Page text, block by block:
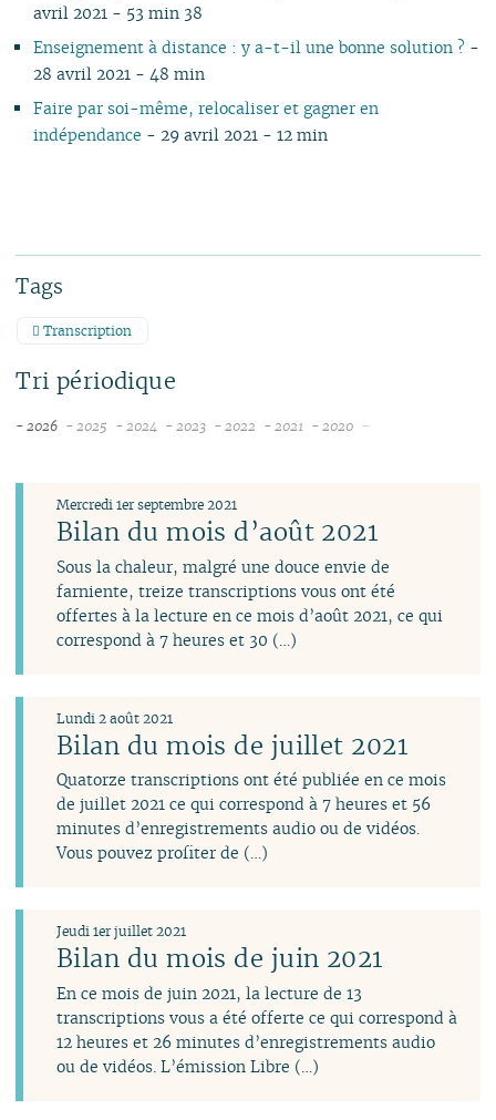
avril 2021 - 53 min 38
Enseignement à distance : y a-t-il une bonne solution ? -
28 avril 2021 - 48 min
Faire par soi-même, relocaliser et gagner en
indépendance - 29 avril 2021 - 12 min
Tags
Transcription
Tri périodique
- 2026
juin
mai
mars
février
- 2025
octobre
septembre
juillet
juin
mai
février
janvier
- 2024
octobre
septembre
juillet
juin
mai
janvier
- 2023
octobre
septembre
juillet
juin
- 2022
septembre
juillet
juin
mai
avril
janvier
- 2021
août
juin
avril
- 2020 -
Bilan du mois d’août 2021
Mercredi 1er septembre 2021
Sous la chaleur, malgré une douce envie de
farniente, treize transcriptions vous ont été
offertes à la lecture en ce mois d’août 2021, ce qui
correspond à 7 heures et 30 (…)
Bilan du mois de juillet 2021
Lundi 2 août 2021
Quatorze transcriptions ont été publiée en ce mois
de juillet 2021 ce qui correspond à 7 heures et 56
minutes d’enregistrements audio ou de vidéos.
Vous pouvez profiter de (…)
Bilan du mois de juin 2021
Jeudi 1er juillet 2021
En ce mois de juin 2021, la lecture de 13
transcriptions vous a été offerte ce qui correspond à
12 heures et 26 minutes d’enregistrements audio
ou de vidéos. L’émission Libre (…)